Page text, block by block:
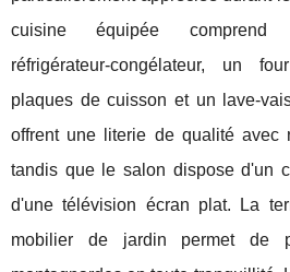
cuisine équipée comprend
réfrigérateur-congélateur, un
plaques de cuisson et un lave-
offrent une literie de qualité avec
tandis que le salon dispose d'un
d'une télévision écran plat. La
mobilier de jardin permet de